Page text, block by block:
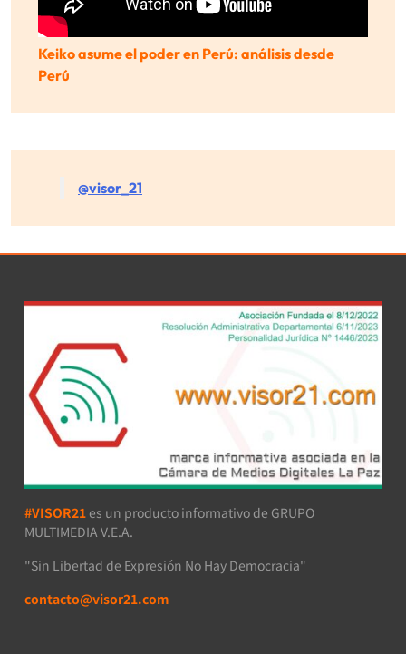
Keiko asume el poder en Perú: análisis desde
Perú
@visor_21
#VISOR21 es un producto informativo de GRUPO
MULTIMEDIA V.E.A.
"Sin Libertad de Expresión No Hay Democracia"
contacto@visor21.com